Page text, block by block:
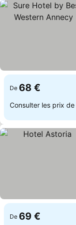
De 68 €
Consulter les prix de
De 69 €